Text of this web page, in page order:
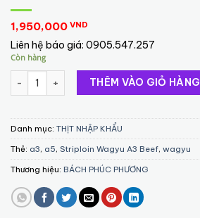
1,950,000 VND
Liên hệ báo giá: 0905.547.257
Còn hàng
Striploin Wagyu A3 Beef số lượng
THÊM VÀO GIỎ HÀNG
Danh mục: THỊT NHẬP KHẨU
Thẻ: a3, a5, Striploin Wagyu A3 Beef, wagyu
Thương hiệu: BÁCH PHÚC PHƯƠNG